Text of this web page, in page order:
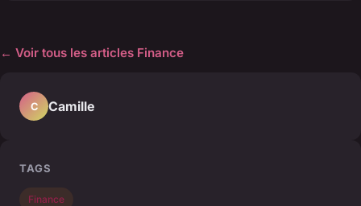
← Voir tous les articles Finance
C Camille
TAGS
Finance